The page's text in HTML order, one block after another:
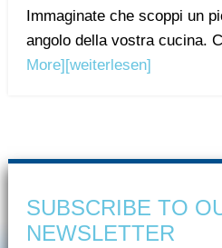
Immaginate che scoppi un
angolo della vostra cucina.
More][weiterlesen]
SUBSCRIBE TO
NEWSLETTER